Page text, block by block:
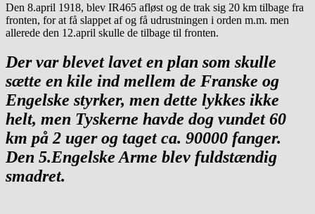
Den 8.april 1918, blev IR465 afløst og de trak sig 20 km tilbage fra
fronten, for at få slappet af og få udrustningen i orden m.m. men
allerede den 12.april skulle de tilbage til fronten.
Der var blevet lavet en plan som skulle
sætte en kile ind mellem de Franske og
Engelske styrker, men dette lykkes ikke
helt, men Tyskerne havde dog vundet 60
km på 2 uger og taget ca. 90000 fanger.
Den 5.Engelske Arme blev fuldstændig
smadret.